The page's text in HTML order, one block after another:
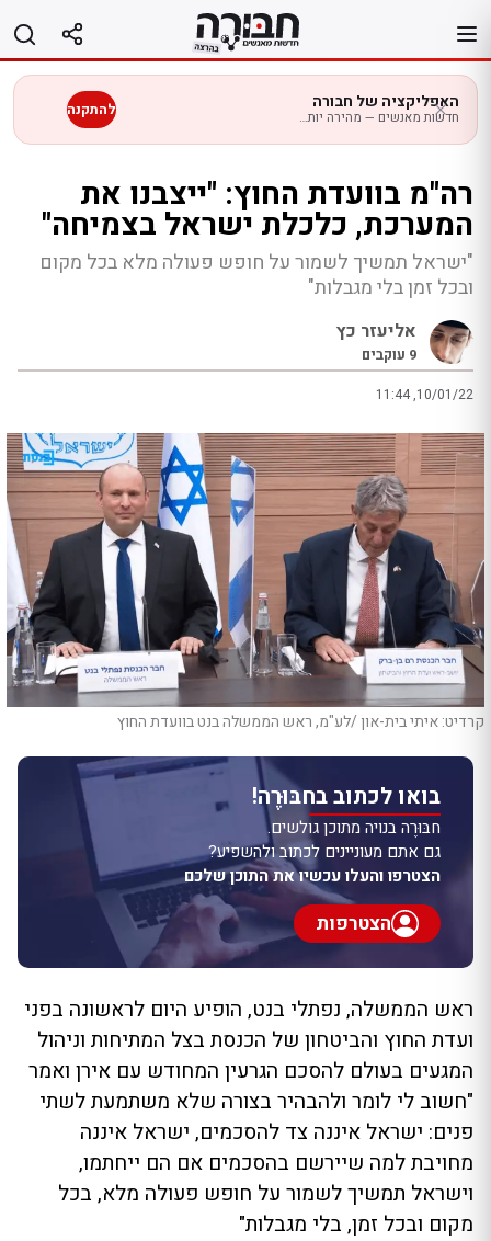
לתוכן
האפליקציה של חבורה
חדשות מאנשים — מהירה יותר בנייד להתקנה
רה"מ בוועדת החוץ: "ייצבנו את
המערכת, כלכלת ישראל בצמיחה"
"ישראל תמשיך לשמור על חופש פעולה מלא בכל מקום
ובכל זמן בלי מגבלות"
אליעזר כץ
9 עוקבים
11:44 ,10/01/22
קרדיט: איתי בית-און /לע"מ, ראש הממשלה בנט בוועדת החוץ
בואו לכתוב בחבּוּרֶה!
חבּוּרֶה בנויה מתוכן גולשים.
גם אתם מעוניינים לכתוב ולהשפיע?
הצטרפו והעלו עכשיו את התוכן שלכם
הצטרפות
ראש הממשלה, נפתלי בנט, הופיע היום לראשונה בפני
ועדת החוץ והביטחון של הכנסת בצל המתיחות וניהול
המגעים בעולם להסכם הגרעין המחודש עם אירן ואמר
"חשוב לי לומר ולהבהיר בצורה שלא משתמעת לשתי
פנים: ישראל איננה צד להסכמים, ישראל איננה
מחויבת למה שיירשם בהסכמים אם הם ייחתמו,
וישראל תמשיך לשמור על חופש פעולה מלא, בכל
מקום ובכל זמן, בלי מגבלות"